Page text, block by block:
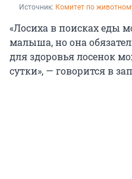
Источник: Комитет по
«Лосиха в поисках еды
малыша, но она
для здоровья лосенок
сутки», — говорится в